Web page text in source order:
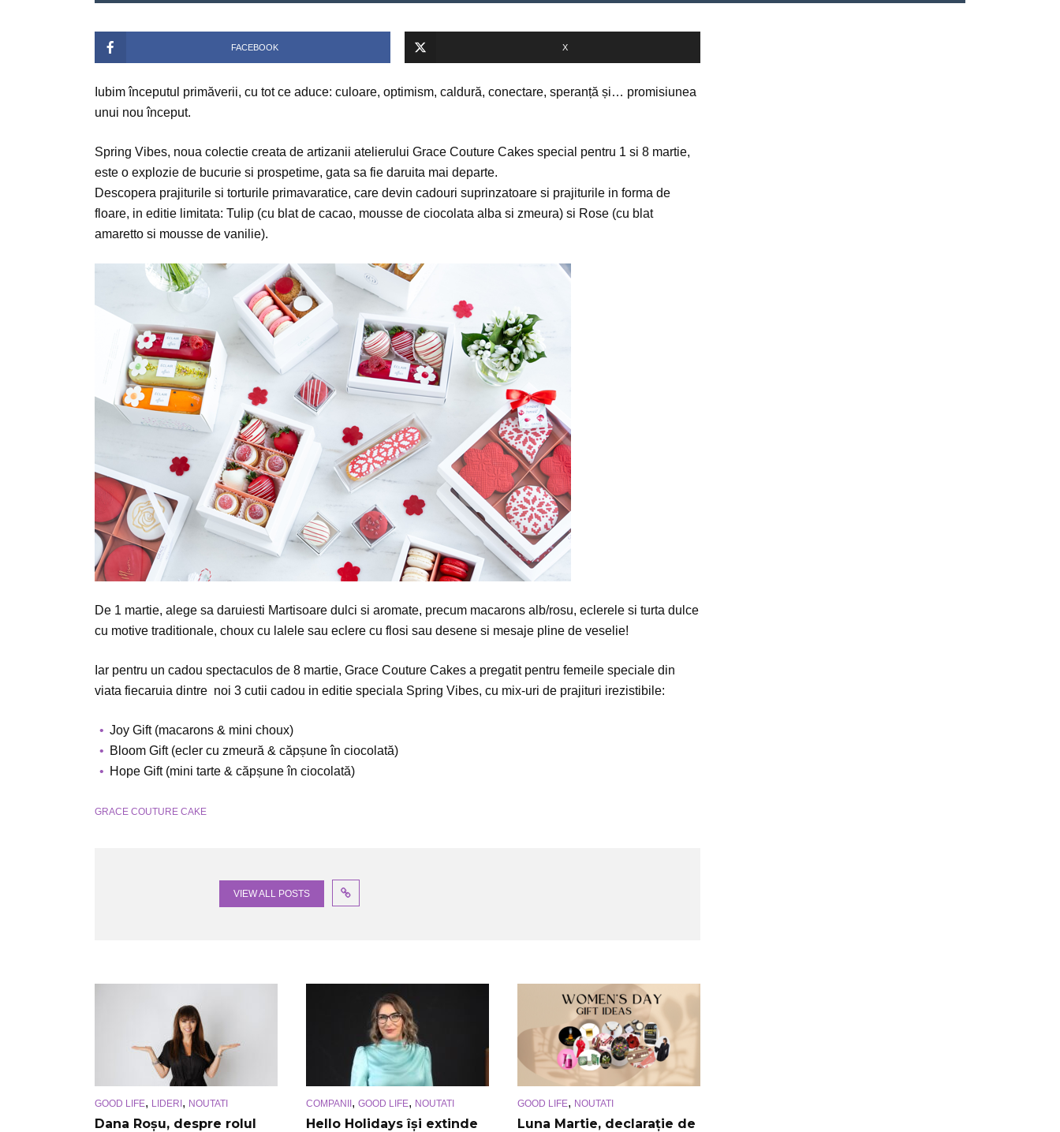
FACEBOOK X
Iubim începutul primăverii, cu tot ce aduce: culoare, optimism, caldură, conectare, speranță și… promisiunea
unui nou început.
Spring Vibes, noua colectie creata de artizanii atelierului Grace Couture Cakes special pentru 1 si 8 martie,
este o explozie de bucurie si prospetime, gata sa fie daruita mai departe.
Descopera prajiturile si torturile primavaratice, care devin cadouri suprinzatoare si prajiturile in forma de
floare, in editie limitata: Tulip (cu blat de cacao, mousse de ciocolata alba si zmeura) si Rose (cu blat
amaretto si mousse de vanilie).
De 1 martie, alege sa daruiesti Martisoare dulci si aromate, precum macarons alb/rosu, eclerele si turta dulce
cu motive traditionale, choux cu lalele sau eclere cu flosi sau desene si mesaje pline de veselie!
Iar pentru un cadou spectaculos de 8 martie, Grace Couture Cakes a pregatit pentru femeile speciale din
viata fiecaruia dintre noi 3 cutii cadou in editie speciala Spring Vibes, cu mix-uri de prajituri irezistibile:
Joy Gift (macarons & mini choux)
Bloom Gift (ecler cu zmeură & căpșune în ciocolată)
Hope Gift (mini tarte & căpșune în ciocolată)
GRACE COUTURE CAKE
VIEW ALL POSTS
GOOD LIFE, LIDERI , NOUTATI
Dana Roșu, despre rolul
COMPANII , GOOD LIFE, NOUTATI
Hello Holidays își extinde
GOOD LIFE, NOUTATI
Luna Martie, declarație de